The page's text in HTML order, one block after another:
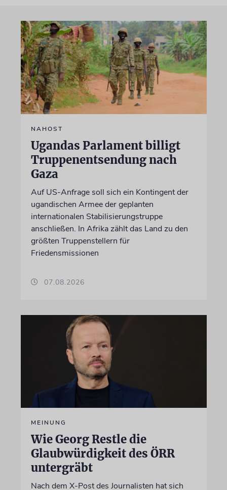
NAHOST
Ugandas Parlament billigt
Truppenentsendung nach
Gaza
Auf US-Anfrage soll sich ein Kontingent der
ugandischen Armee der geplanten
internationalen Stabilisierungstruppe
anschließen. In Afrika zählt das Land zu den
größten Truppenstellern für
Friedensmissionen
07.08.2026
MEINUNG
Wie Georg Restle die
Glaubwürdigkeit des ÖRR
untergräbt
Nach dem X-Post des Journalisten hat sich